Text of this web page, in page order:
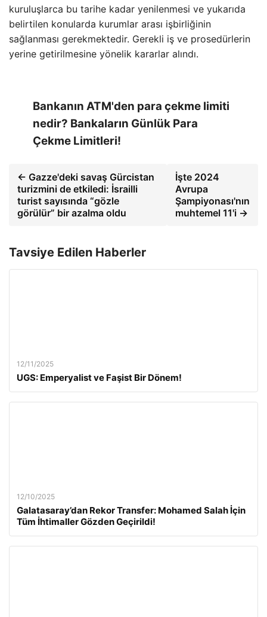
kuruluşlarca bu tarihe kadar yenilenmesi ve yukarıda
belirtilen konularda kurumlar arası işbirliğinin
sağlanması gerekmektedir. Gerekli iş ve prosedürlerin
yerine getirilmesine yönelik kararlar alındı.
Bankanın ATM'den para çekme limiti
nedir? Bankaların Günlük Para
Çekme Limitleri!
← Gazze'deki savaş Gürcistan
turizmini de etkiledi: İsrailli
turist sayısında “gözle
görülür” bir azalma oldu
İşte 2024
Avrupa
Şampiyonası'nın
muhtemel 11'i →
Tavsiye Edilen Haberler
12/11/2025
UGS: Emperyalist ve Faşist Bir Dönem!
12/10/2025
Galatasaray’dan Rekor Transfer: Mohamed Salah İçin
Tüm İhtimaller Gözden Geçirildi!